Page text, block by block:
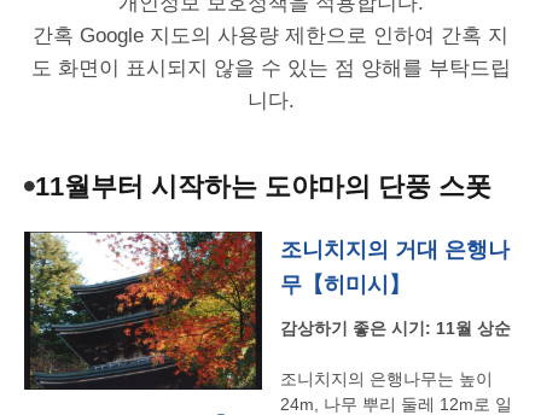
간혹 Google 지도의 사용량 제한으로 인하여 간혹 지
도 화면이 표시되지 않을 수 있는 점 양해를 부탁드립
니다.
11월부터 시작하는 도야마의 단풍 스폿
조니치지의 거대 은행나
무【히미시】
감상하기 좋은 시기 : 11월 상순
조니치지의 은행나무는 높이
24m, 나무 뿌리 둘레 12m로 일